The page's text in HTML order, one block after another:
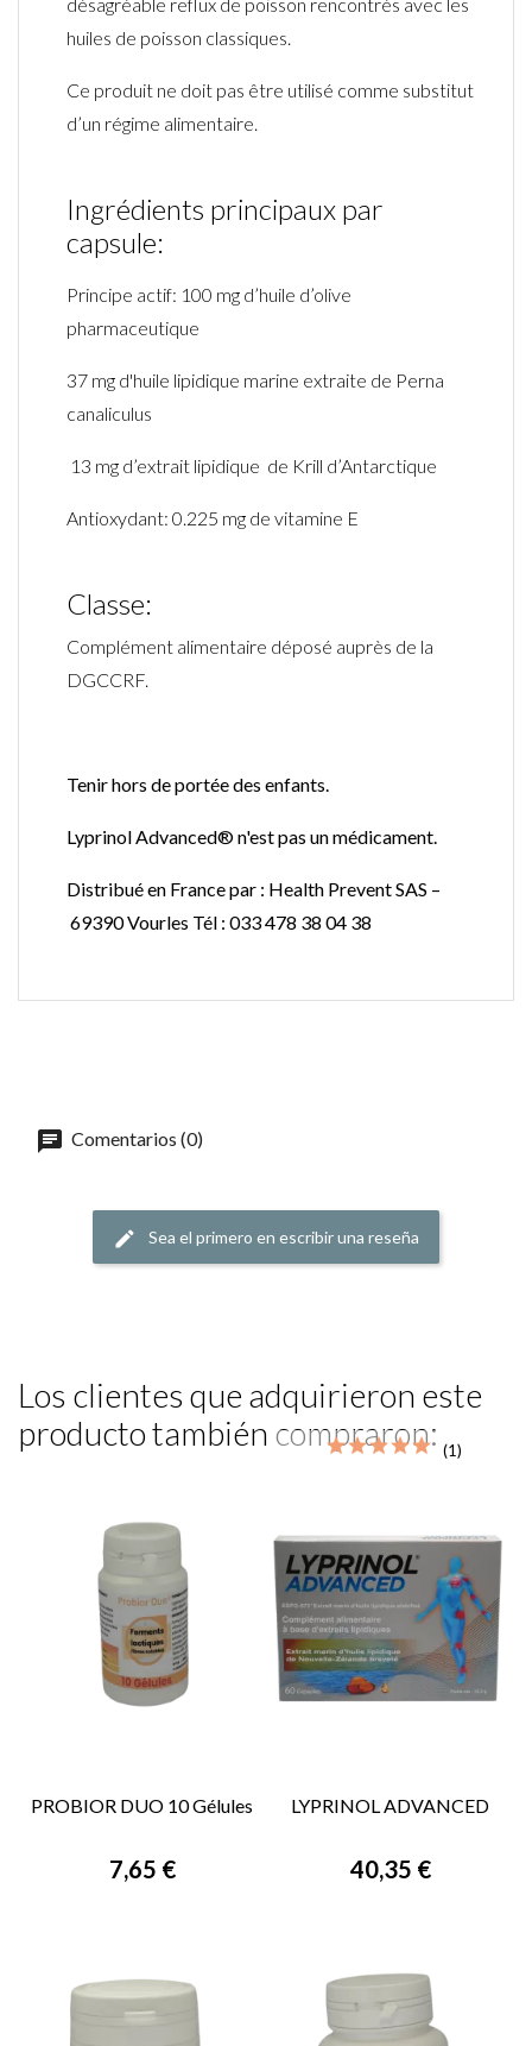
huiles de poisson classiques.
Ce produit ne doit pas être utilisé comme substitut
d’un régime alimentaire.
Ingrédients principaux par
capsule:
Principe actif: 100 mg d’huile d’olive
pharmaceutique
37 mg d'huile lipidique marine extraite de Perna
canaliculus
13 mg d’extrait lipidique de Krill d’Antarctique
Antioxydant: 0.225 mg de vitamine E
Classe:
Complément alimentaire déposé auprès de la
DGCCRF.
Tenir hors de portée des enfants.
Lyprinol Advanced® n'est pas un médicament.
Distribué en France par : Health Prevent SAS –
69390 Vourles Tél : 033 478 38 04 38
Comentarios (0)
Sea el primero en escribir una reseña
Los clientes que adquirieron este
producto también compraron:
PROBIOR DUO 10 Gélules
7,65 €
(1)
LYPRINOL ADVANCED
40,35 €